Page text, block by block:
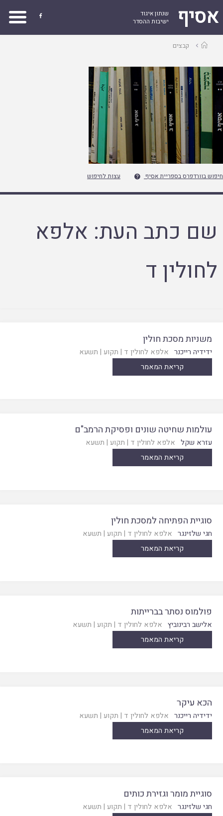
אסיף
שנתון איגוד
ישיבות ההסדר

עמודקבצים
חיפוש בוורדפרס בספריית אסיף  עצות לחיפוש
שם כתב העת: אלפא
לחולין ד
משניות מסכת חולין
ידידיה רייכנר אלפא לחולין ד | תקוע | תשעא
קריאת המאמר
עולמות שחיטה שונים ופסיקת הרמב"ם
עזרא שקל אלפא לחולין ד | תקוע | תשעא
קריאת המאמר
סוגיית הפתיחה למסכת חולין
חגי שלזינגר אלפא לחולין ד | תקוע | תשעא
קריאת המאמר
פולמוס נסתר בברייתות
אלישב רבינוביץ אלפא לחולין ד | תקוע | תשעא
קריאת המאמר
הכא עיקר
ידידיה רייכנר אלפא לחולין ד | תקוע | תשעא
קריאת המאמר
סוגיית מומר וגזירת כותים
חגי שלזינגר אלפא לחולין ד | תקוע | תשעא